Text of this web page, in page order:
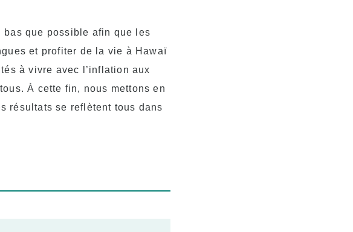
bas que possible afin que les
et profiter de la vie à Hawaï
à vivre avec l’inflation aux
À cette fin, nous mettons en
résultats se reflètent tous dans